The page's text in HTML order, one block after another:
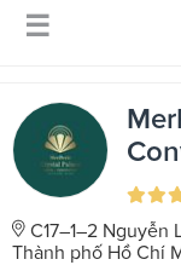
☰
Trang chủ Sản
C17–1–2 Nguyễn
Thành phố Hồ Chí